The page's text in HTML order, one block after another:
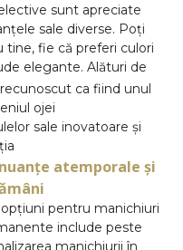
sunt apreciate
sale diverse. Poți
tine, fie că preferi culori
elegante. Alături de
ca fiind unul
ojei
sale inovatoare și
atemporale și
pentru manichiuri
include peste
manichiurii în